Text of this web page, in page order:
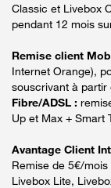
Classic et Livebox
pendant 12 mois
Remise client
Internet Orange),
souscrivant à partir
Fibre/ADSL :
Up et Max + Smart
Avantage Client
Remise de 5€/
Livebox Lite,